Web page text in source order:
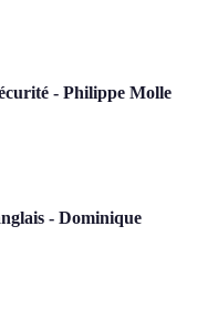
- Philippe Molle
- Dominique